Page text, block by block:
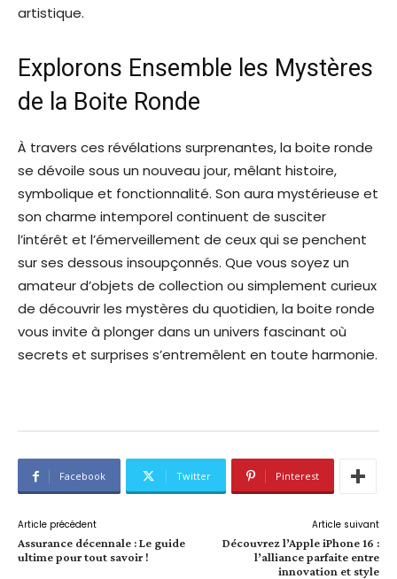
artistique.
Explorons Ensemble les Mystères
de la Boite Ronde
À travers ces révélations surprenantes, la boite ronde
se dévoile sous un nouveau jour, mêlant histoire,
symbolique et fonctionnalité. Son aura mystérieuse et
son charme intemporel continuent de susciter
l’intérêt et l’émerveillement de ceux qui se penchent
sur ses dessous insoupçonnés. Que vous soyez un
amateur d’objets de collection ou simplement curieux
de découvrir les mystères du quotidien, la boite ronde
vous invite à plonger dans un univers fascinant où
secrets et surprises s’entremêlent en toute harmonie.
Facebook Twitter Pinterest
Article précédent
Assurance décennale : Le guide
ultime pour tout savoir !
Article suivant
Découvrez l’Apple iPhone 16 :
l’alliance parfaite entre
innovation et style